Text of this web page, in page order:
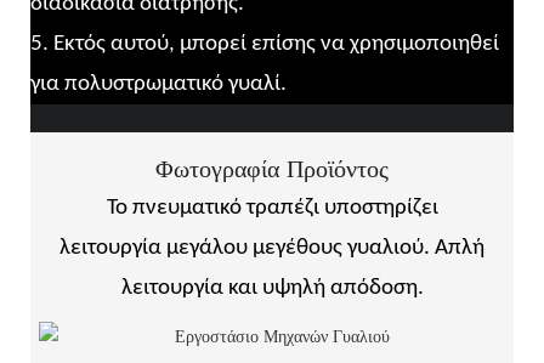
διαδικασία διάτρησης.
5. Εκτός αυτού, μπορεί επίσης να χρησιμοποιηθεί
για πολυστρωματικό γυαλί.
Φωτογραφία Προϊόντος
Το πνευματικό τραπέζι υποστηρίζει
λειτουργία μεγάλου μεγέθους γυαλιού. Απλή
λειτουργία και υψηλή απόδοση.